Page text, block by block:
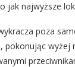
jak najwyższe
poza
pokonując